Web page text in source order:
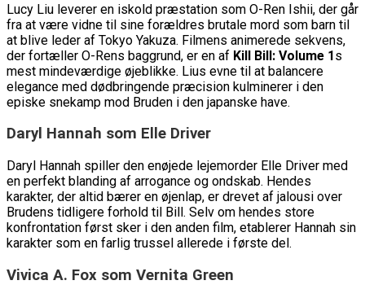
Lucy Liu leverer en iskold præstation som O-Ren Ishii, der går
fra at være vidne til sine forældres brutale mord som barn til
at blive leder af Tokyo Yakuza. Filmens animerede sekvens,
der fortæller O-Rens baggrund, er en af Kill Bill: Volume 1s
mest mindeværdige øjeblikke. Lius evne til at balancere
elegance med dødbringende præcision kulminerer i den
episke snekamp mod Bruden i den japanske have.
Daryl Hannah som Elle Driver
Daryl Hannah spiller den enøjede lejemorder Elle Driver med
en perfekt blanding af arrogance og ondskab. Hendes
karakter, der altid bærer en øjenlap, er drevet af jalousi over
Brudens tidligere forhold til Bill. Selv om hendes store
konfrontation først sker i den anden film, etablerer Hannah sin
karakter som en farlig trussel allerede i første del.
Vivica A. Fox som Vernita Green